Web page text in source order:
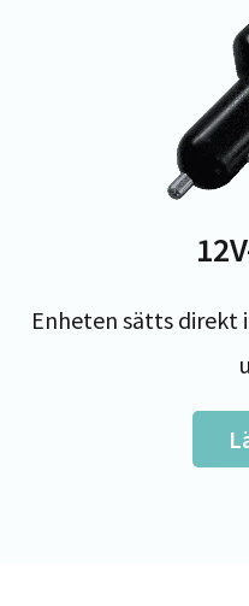
Enheten sätts direkt